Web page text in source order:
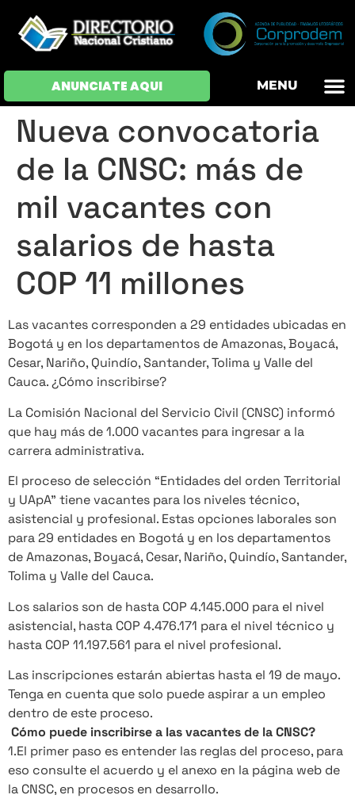
ANUNCIATE AQUI MENU
Nueva convocatoria
de la CNSC: más de
mil vacantes con
salarios de hasta
COP 11 millones
Las vacantes corresponden a 29 entidades ubicadas en
Bogotá y en los departamentos de Amazonas, Boyacá,
Cesar, Nariño, Quindío, Santander, Tolima y Valle del
Cauca. ¿Cómo inscribirse?
La Comisión Nacional del Servicio Civil (CNSC) informó
que hay más de 1.000 vacantes para ingresar a la
carrera administrativa.
El proceso de selección “Entidades del orden Territorial
y UApA” tiene vacantes para los niveles técnico,
asistencial y profesional. Estas opciones laborales son
para 29 entidades en Bogotá y en los departamentos
de Amazonas, Boyacá, Cesar, Nariño, Quindío, Santander,
Tolima y Valle del Cauca.
Los salarios son de hasta COP 4.145.000 para el nivel
asistencial, hasta COP 4.476.171 para el nivel técnico y
hasta COP 11.197.561 para el nivel profesional.
Las inscripciones estarán abiertas hasta el 19 de mayo.
Tenga en cuenta que solo puede aspirar a un empleo
dentro de este proceso.
Cómo puede inscribirse a las vacantes de la CNSC?
1.El primer paso es entender las reglas del proceso, para
eso consulte el acuerdo y el anexo en la página web de
la CNSC, en procesos en desarrollo.